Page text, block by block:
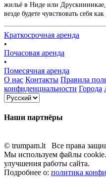
жильё в Ниде или
везде будете чувствовать себя как
Краткосрочная аренда
•
Почасовая аренда
•
Помесячная аренда
О нас Контакты Правила
конфиденциальности Города
Наши партнёры
© trumpam.lt Все права
Мы используем файлы
улучшения работы сайта.
Подробнее о: политика